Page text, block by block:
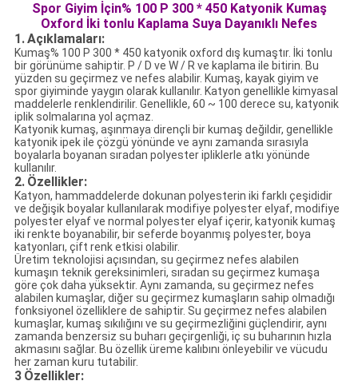
Spor Giyim İçin% 100 P 300 * 450 Katyonik Kumaş
Oxford İki tonlu Kaplama Suya Dayanıklı Nefes
1.Açıklamaları:
Kumaş% 100 P 300 * 450 katyonik oxford dış kumaştır. İki tonlu
bir görünüme sahiptir. P / D ve W / R ve kaplama ile bitirin. Bu
yüzden su geçirmez ve nefes alabilir. Kumaş, kayak giyim ve
spor giyiminde yaygın olarak kullanılır. Katyon genellikle kimyasal
maddelerle renklendirilir. Genellikle, 60 ~ 100 derece su, katyonik
iplik solmalarına yol açmaz.
Katyonik kumaş, aşınmaya dirençli bir kumaş değildir, genellikle
katyonik ipek ile çözgü yönünde ve aynı zamanda sırasıyla
boyalarla boyanan sıradan polyester ipliklerle atkı yönünde
kullanılır.
2. Özellikler:
Katyon, hammaddelerde dokunan polyesterin iki farklı çeşididir
ve değişik boyalar kullanılarak modifiye polyester elyaf, modifiye
polyester elyaf ve normal polyester elyaf içerir, katyonik kumaş
iki renkte boyanabilir, bir seferde boyanmış polyester, boya
katyonları, çift ​​renk etkisi olabilir.
Üretim teknolojisi açısından, su geçirmez nefes alabilen
kumaşın teknik gereksinimleri, sıradan su geçirmez kumaşa
göre çok daha yüksektir. Aynı zamanda, su geçirmez nefes
alabilen kumaşlar, diğer su geçirmez kumaşların sahip olmadığı
fonksiyonel özelliklere de sahiptir. Su geçirmez nefes alabilen
kumaşlar, kumaş sıkılığını ve su geçirmezliğini güçlendirir, aynı
zamanda benzersiz su buharı geçirgenliği, iç su buharının hızla
akmasını sağlar. Bu özellik üreme kalıbını önleyebilir ve vücudu
her zaman kuru tutabilir.
3 Özellikler: